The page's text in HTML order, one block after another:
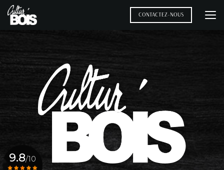
Aller
au
contenu
CONTACTEZ-NOUS
9.8/10